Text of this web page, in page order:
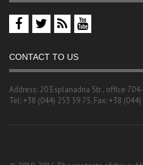
CONTACT TO US
Address: 20 Esplanadna Str., office
Tel: +38 (044) 253 59 75, Fax: +38